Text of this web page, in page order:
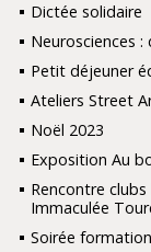
Dictée solidaire
Neurosciences
Petit déjeuner
Ateliers Street
Noël 2023
Exposition Au
Rencontre
Immaculée
Soirée